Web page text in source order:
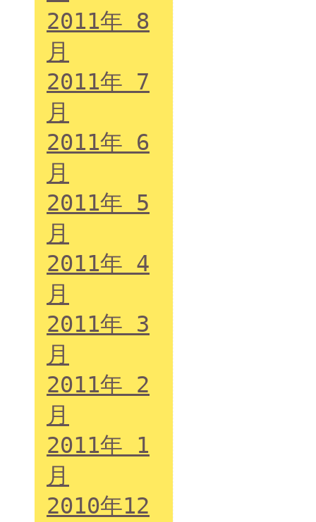
2011年 8
月
2011年 7
月
2011年 6
月
2011年 5
月
2011年 4
月
2011年 3
月
2011年 2
月
2011年 1
月
2010年12